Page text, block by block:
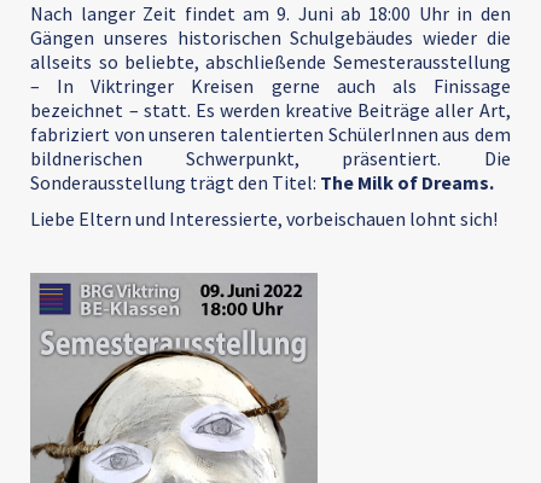
Nach langer Zeit findet am 9. Juni ab 18:00 Uhr in den
Gängen unseres historischen Schulgebäudes wieder die
allseits so beliebte, abschließende Semesterausstellung
– In Viktringer Kreisen gerne auch als Finissage
bezeichnet – statt. Es werden kreative Beiträge aller Art,
fabriziert von unseren talentierten SchülerInnen aus dem
bildnerischen Schwerpunkt, präsentiert. Die
Sonderausstellung trägt den Titel: The Milk of Dreams.
Liebe Eltern und Interessierte, vorbeischauen lohnt sich!